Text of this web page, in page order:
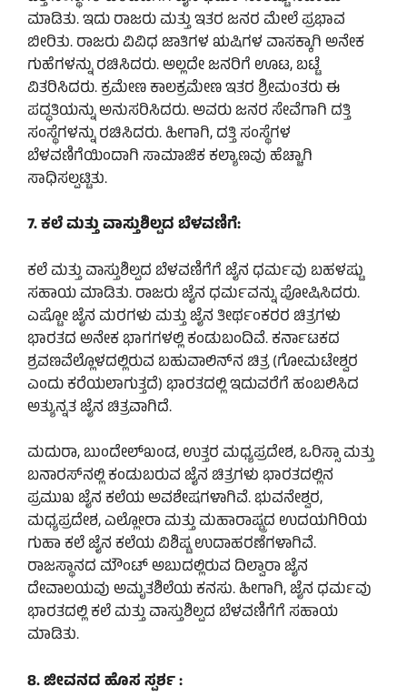
ಮಾಡಿತು. ಇದು ರಾಜರು ಮತ್ತು ಇತರ ಜನರ ಮೇಲೆ ಪ್ರಭಾವ
ಬೀರಿತು. ರಾಜರು ವಿವಿಧ ಜಾತಿಗಳ ಋಷಿಗಳ ವಾಸಕ್ಕಾಗಿ ಅನೇಕ
ಗುಹೆಗಳನ್ನು ರಚಿಸಿದರು. ಅಲ್ಲದೇ ಜನರಿಗೆ ಊಟ, ಬಟ್ಟೆ
ವಿತರಿಸಿದರು. ಕ್ರಮೇಣ ಕಾಲಕ್ರಮೇಣ ಇತರ ಶ್ರೀಮಂತರು ಈ
ಪದ್ಧತಿಯನ್ನು ಅನುಸರಿಸಿದರು. ಅವರು ಜನರ ಸೇವೆಗಾಗಿ ದತ್ತಿ
ಸಂಸ್ಥೆಗಳನ್ನು ರಚಿಸಿದರು. ಹೀಗಾಗಿ, ದತ್ತಿ ಸಂಸ್ಥೆಗಳ
ಬೆಳವಣಿಗೆಯಿಂದಾಗಿ ಸಾಮಾಜಿಕ ಕಲ್ಯಾಣವು ಹೆಚ್ಚಾಗಿ
ಸಾಧಿಸಲ್ಪಟ್ಟಿತು.
7. ಕಲೆ ಮತ್ತು ವಾಸ್ತುಶಿಲ್ಪದ ಬೆಳವಣಿಗೆ:
ಕಲೆ ಮತ್ತು ವಾಸ್ತುಶಿಲ್ಪದ ಬೆಳವಣಿಗೆಗೆ ಜೈನ ಧರ್ಮವು ಬಹಳಷ್ಟು
ಸಹಾಯ ಮಾಡಿತು. ರಾಜರು ಜೈನ ಧರ್ಮವನ್ನು ಪೋಷಿಸಿದರು.
ಎಷ್ಟೋ ಜೈನ ಮರಗಳು ಮತ್ತು ಜೈನ ತೀರ್ಥಂಕರರ ಚಿತ್ರಗಳು
ಭಾರತದ ಅನೇಕ ಭಾಗಗಳಲ್ಲಿ ಕಂಡುಬಂದಿವೆ. ಕರ್ನಾಟಕದ
ಶ್ರವಣವೆಲ್ಲೊಳದಲ್ಲಿರುವ ಬಹುವಾಲಿನ್‌ನ ಚಿತ್ರ (ಗೋಮಟೇಶ್ವರ
ಎಂದು ಕರೆಯಲಾಗುತ್ತದೆ) ಭಾರತದಲ್ಲಿ ಇದುವರೆಗೆ ಹಂಬಲಿಸಿದ
ಅತ್ಯುನ್ನತ ಜೈನ ಚಿತ್ರವಾಗಿದೆ.
ಮದುರಾ, ಬುಂದೇಲ್‌ಖಂಡ, ಉತ್ತರ ಮಧ್ಯಪ್ರದೇಶ, ಒರಿಸ್ಸಾ ಮತ್ತು
ಬನಾರಸ್‌ನಲ್ಲಿ ಕಂಡುಬರುವ ಜೈನ ಚಿತ್ರಗಳು ಭಾರತದಲ್ಲಿನ
ಪ್ರಮುಖ ಜೈನ ಕಲೆಯ ಅವಶೇಷಗಳಾಗಿವೆ. ಭುವನೇಶ್ವರ,
ಮಧ್ಯಪ್ರದೇಶ, ಎಲ್ಲೋರಾ ಮತ್ತು ಮಹಾರಾಷ್ಟ್ರದ ಉದಯಗಿರಿಯ
ಗುಹಾ ಕಲೆ ಜೈನ ಕಲೆಯ ವಿಶಿಷ್ಟ ಉದಾಹರಣೆಗಳಾಗಿವೆ.
ರಾಜಸ್ಥಾನದ ಮೌಂಟ್ ಅಬುದಲ್ಲಿರುವ ದಿಲ್ವಾರಾ ಜೈನ
ದೇವಾಲಯವು ಅಮೃತಶಿಲೆಯ ಕನಸು. ಹೀಗಾಗಿ, ಜೈನ ಧರ್ಮವು
ಭಾರತದಲ್ಲಿ ಕಲೆ ಮತ್ತು ವಾಸ್ತುಶಿಲ್ಪದ ಬೆಳವಣಿಗೆಗೆ ಸಹಾಯ
ಮಾಡಿತು.
8. ಜೀವನದ ಹೊಸ ಸ್ಪರ್ಶ :